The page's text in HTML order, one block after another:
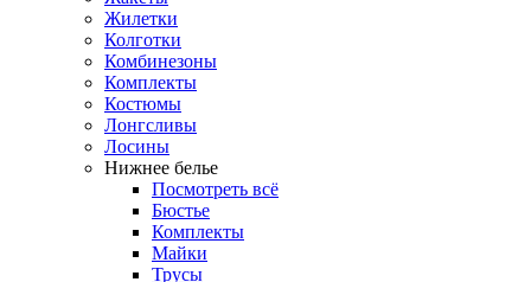
Жилетки
Колготки
Комбинезоны
Комплекты
Костюмы
Лонгсливы
Лосины
Нижнее белье
Посмотреть всё
Бюстье
Комплекты
Майки
Трусы